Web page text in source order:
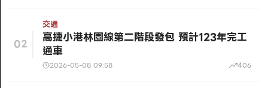
02
交通
高捷小港林園線第二階段發包 預計123年完工
通車
2026-05-08 09:58 406